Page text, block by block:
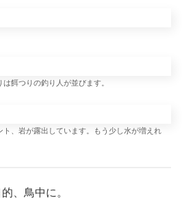
餌つりの釣り人が並びます。
、岩が露出しています。もう少し水が増えれ
、鳥中に。